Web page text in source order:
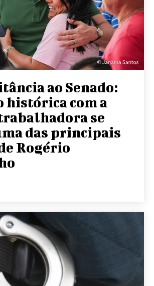
ao Senado:
histórica com a
se
das principais
Rogério